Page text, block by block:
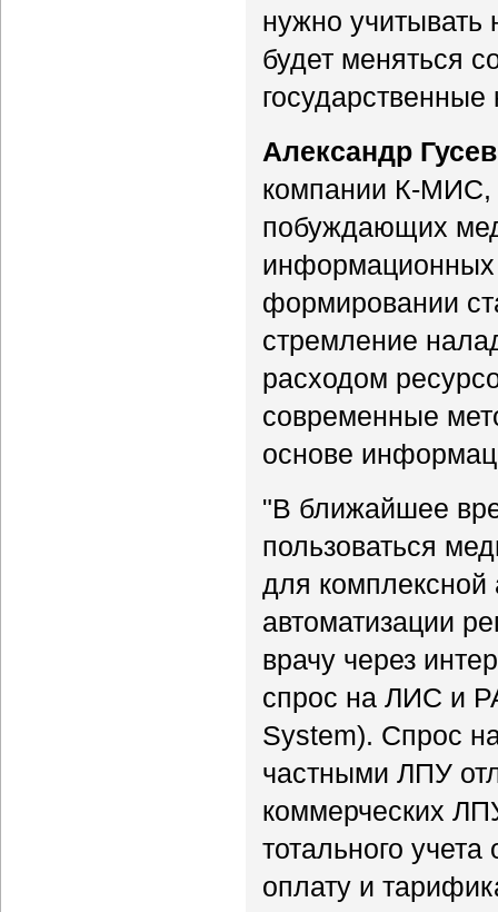
нужно учитывать
будет меняться
государственные
Александр Гусев
компании К-МИС,
побуждающих
информационных
формировании
стремление
расходом
современные
основе
"В ближайшее
пользоваться
для
автоматизации
врачу через
спрос на ЛИС и
System). Спрос
частными ЛПУ
коммерческих
тотального
оплату и